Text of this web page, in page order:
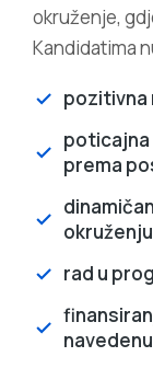
okruženje,
Kandidatima
pozitivna
poticajna
prema
okruženju
rad u